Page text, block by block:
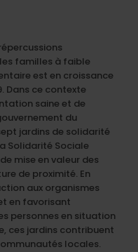
familles à faible
est en croissance
Dans ce contexte
saine et de
du
jardins de solidarité
Solidarité Sociale
mise en valeur des
de proximité. En
aux organismes
en favorisant
personnes en situation
ces jardins contribuent
locales.